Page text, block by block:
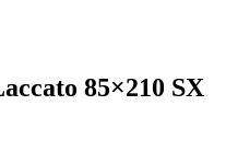
85×210 SX